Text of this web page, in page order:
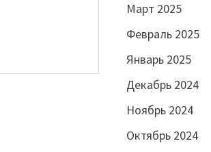
Март 2025
Февраль 2025
Январь 2025
Декабрь 2024
Ноябрь 2024
Октябрь 2024